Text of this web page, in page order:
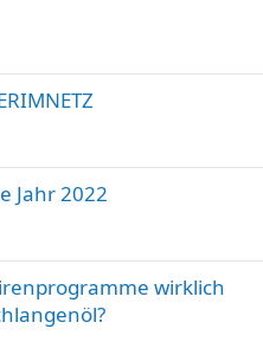
Jahr 2022
wirklich